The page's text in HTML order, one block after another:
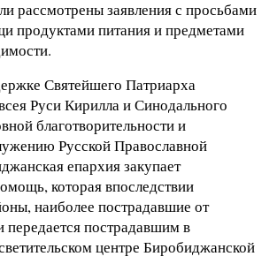
рассмотрены заявления с просьбами
продуктами питания и предметами
Святейшего Патриарха
Руси Кирилла и Синодального
благотворительности и
Русской Православной
епархия закупает
которая впоследствии
наиболее пострадавшие от
передается пострадавшим в
центре Биробиджанской